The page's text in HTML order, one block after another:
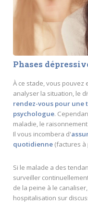
Phases
À ce stade, vous pouvez
analyser la situation, le
rendez-vous pour une
psychologue.
maladie, le
Il vous incombera d'
quotidienne (factures à
Si le malade a des
surveiller
de la peine à le
hospitalisation sur